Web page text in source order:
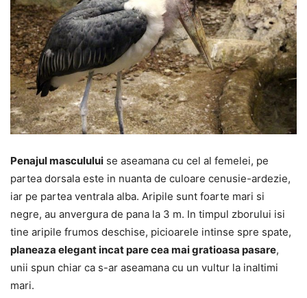
Penajul masculului se aseamana cu cel al femelei, pe
partea dorsala este in nuanta de culoare cenusie-ardezie,
iar pe partea ventrala alba. Aripile sunt foarte mari si
negre, au anvergura de pana la 3 m. In timpul zborului isi
tine aripile frumos deschise, picioarele intinse spre spate,
planeaza elegant incat pare cea mai gratioasa pasare,
unii spun chiar ca s-ar aseamana cu un vultur la inaltimi
mari.